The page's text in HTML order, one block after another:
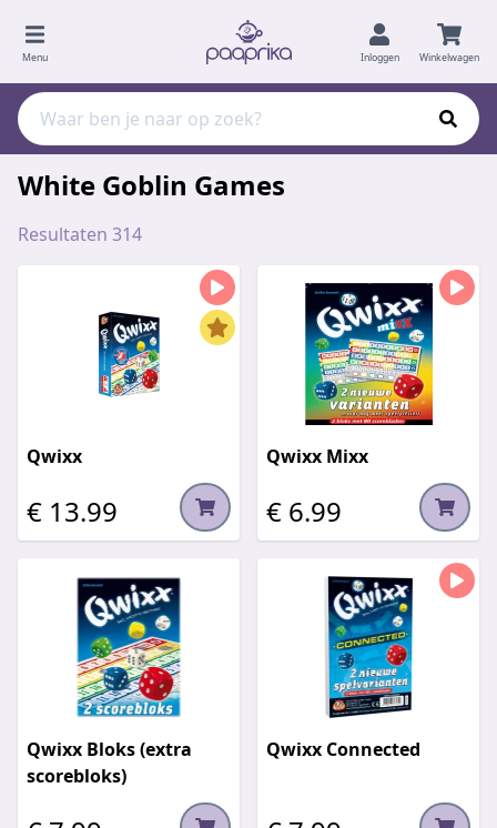
Menu Inloggen Winkelwagen
White Goblin Games
Resultaten 314
Qwixx
€ 13.99
Qwixx Mixx
€ 6.99
Qwixx Bloks (extra
scorebloks)
Qwixx Connected